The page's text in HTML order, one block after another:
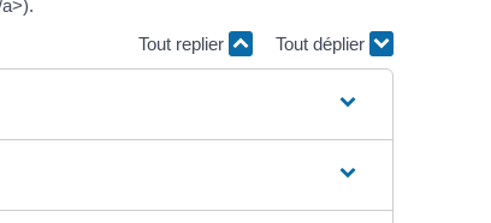
Tout replier
Tout déplier